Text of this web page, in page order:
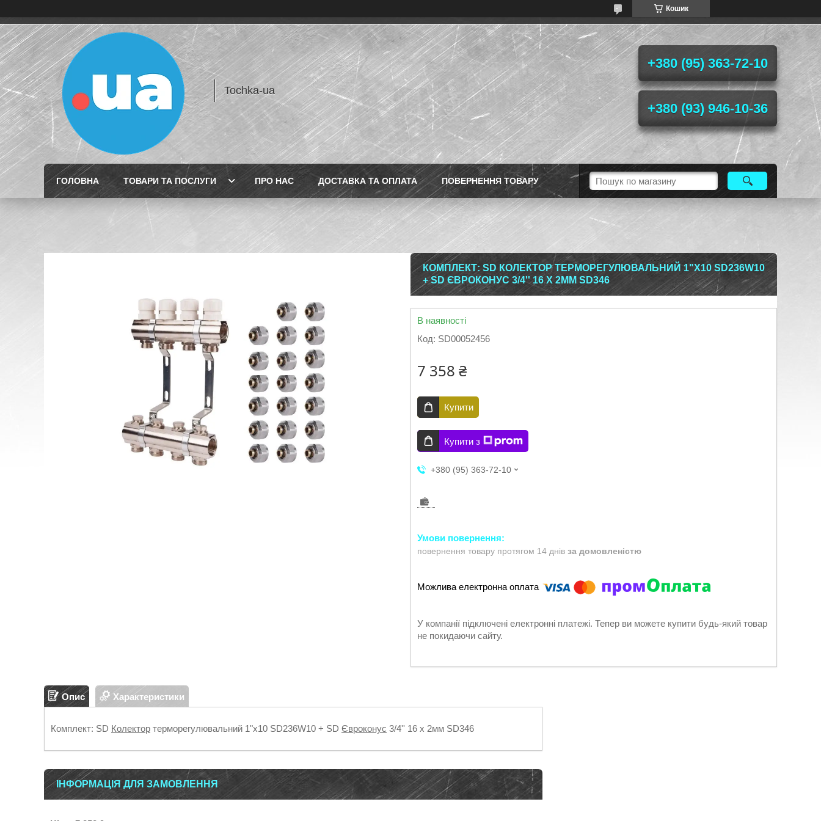
Кошик
Tochka-ua
+380 (95) 363-72-10
+380 (93) 946-10-36
ГОЛОВНА ТОВАРИ ТА ПОСЛУГИ ПРО НАС ДОСТАВКА ТА ОПЛАТА ПОВЕРНЕННЯ ТОВАРУ
КОМПЛЕКТ: SD КОЛЕКТОР ТЕРМОРЕГУЛЮВАЛЬНИЙ 1"Х10 SD236W10
+ SD ЄВРОКОНУС 3/4'' 16 Х 2ММ SD346
В наявності
Код: SD00052456
7 358 ₴
Купити
Купити з
+380 (95) 363-72-10
повернення товару протягом 14 днів за домовленістю
У компанії підключені електронні платежі. Тепер ви можете купити будь-який товар
не покидаючи сайту.
Опис Характеристики
Комплект: SD Колектор терморегулювальний 1"х10 SD236W10 + SD Євроконус 3/4'' 16 х 2мм SD346
ІНФОРМАЦІЯ ДЛЯ ЗАМОВЛЕННЯ